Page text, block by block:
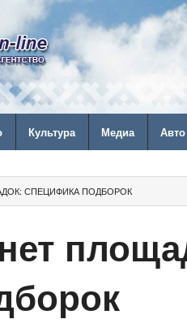
Культура Медиа Авто
СПЕЦИФИКА ПОДБОРОК